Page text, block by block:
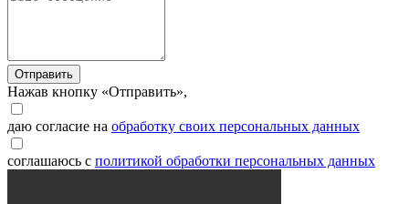
Отправить
Нажав кнопку «Отправить»,
даю согласие на обработку своих персональных данных
соглашаюсь с политикой обработки персональных данных